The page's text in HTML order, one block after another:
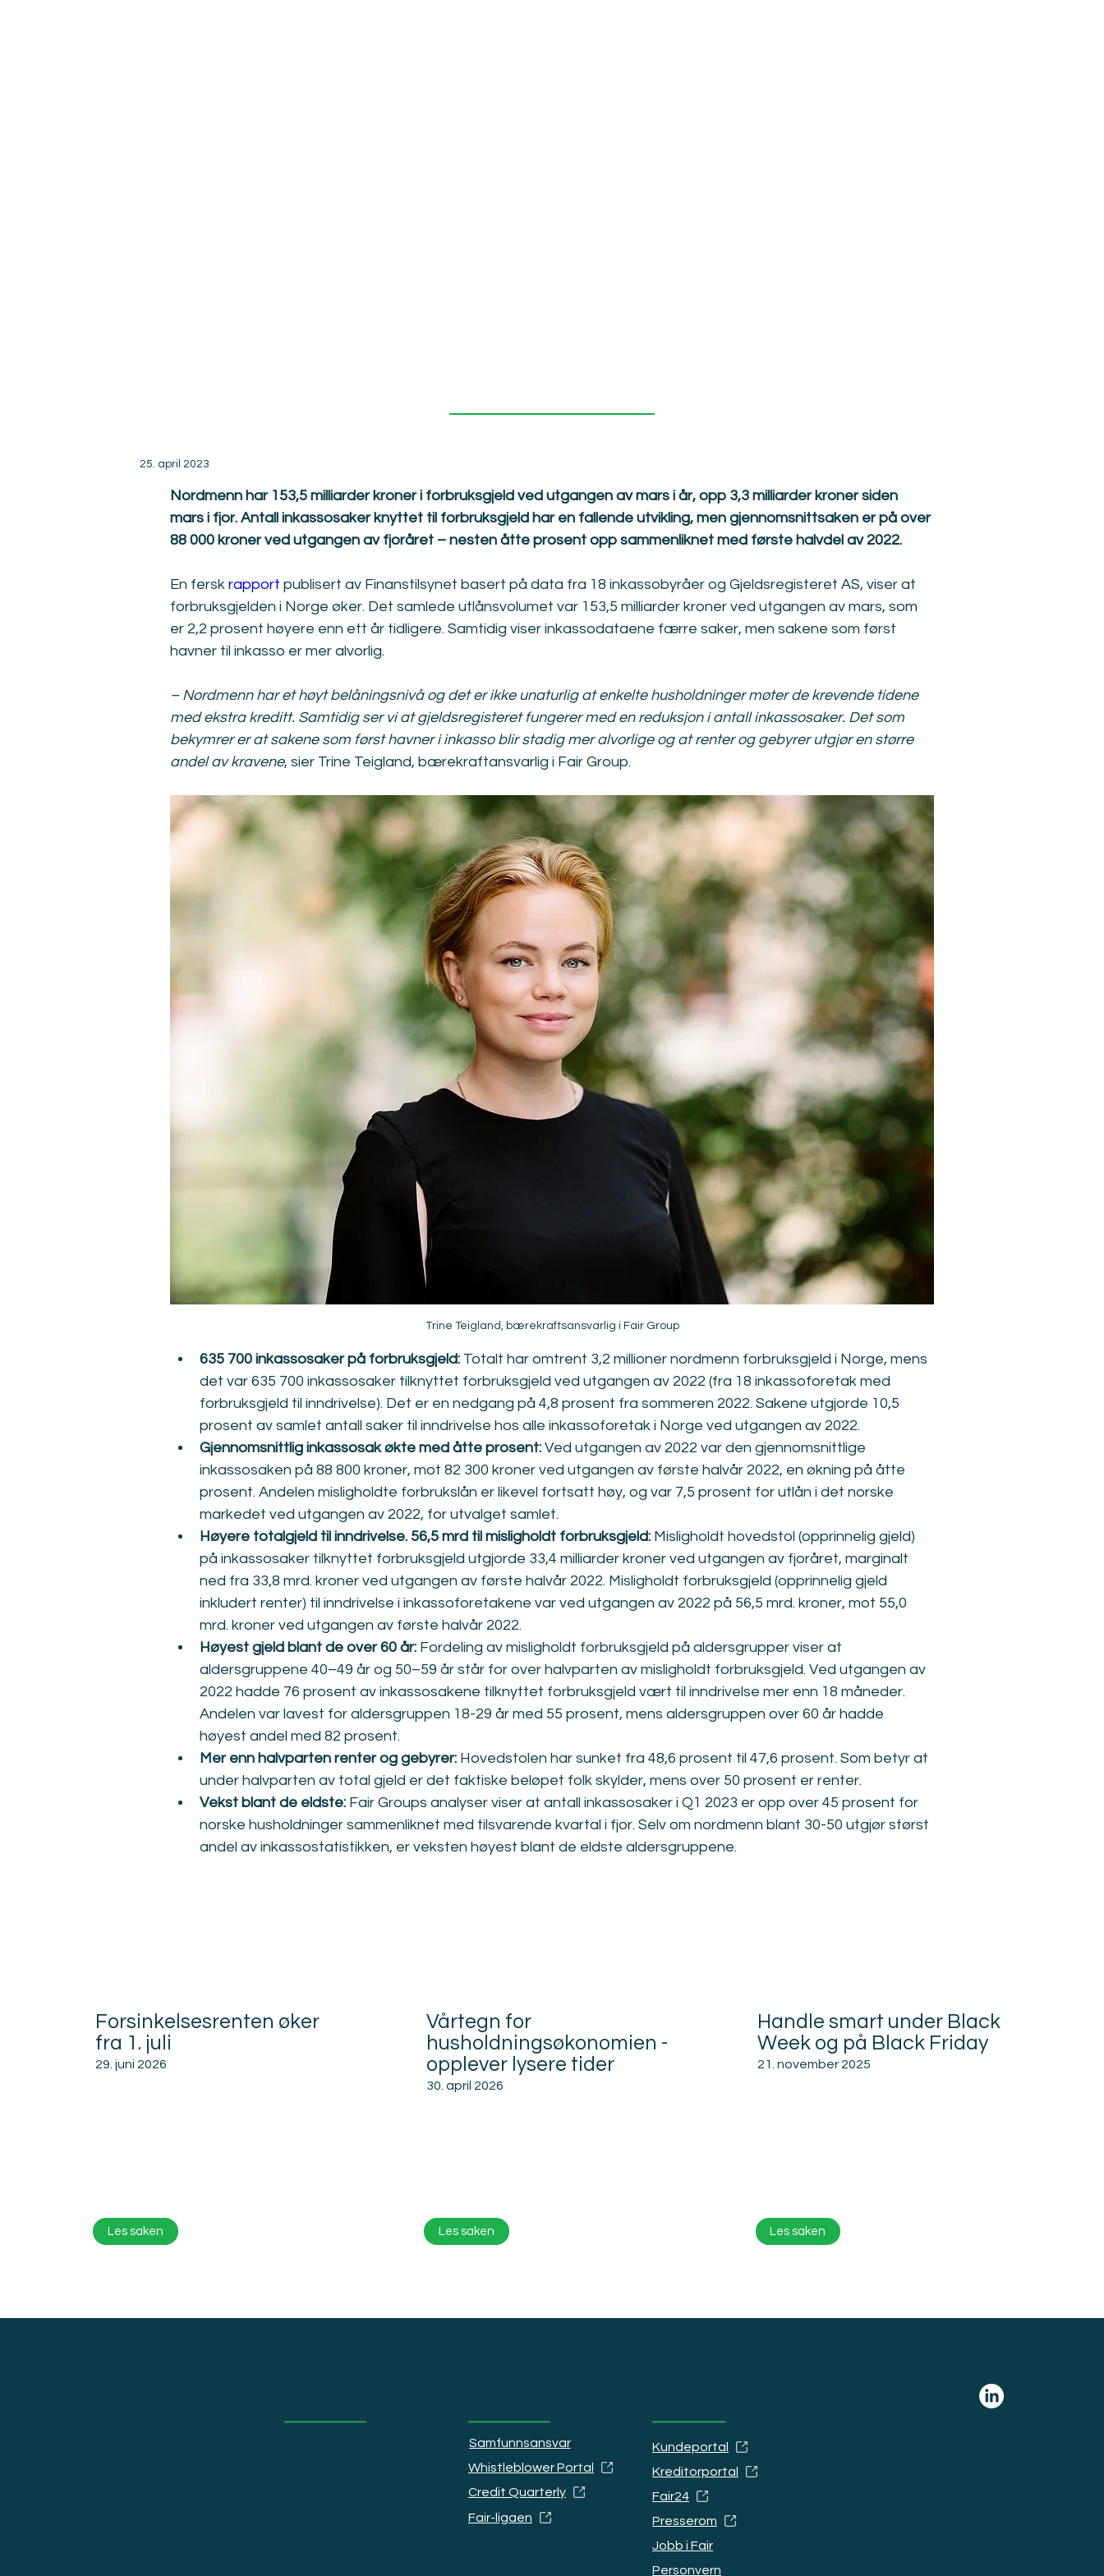
25. april 2023
Nordmenn har 153,5 milliarder kroner i forbruksgjeld ved utgangen av mars i år, opp 3,3 milliarder kroner siden
mars i fjor. Antall inkassosaker knyttet til forbruksgjeld har en fallende utvikling, men gjennomsnittsaken er på over
88 000 kroner ved utgangen av fjoråret – nesten åtte prosent opp sammenliknet med første halvdel av 2022.
En fersk rapport publisert av Finanstilsynet basert på data fra 18 inkassobyråer og Gjeldsregisteret AS, viser at
forbruksgjelden i Norge øker. Det samlede utlånsvolumet var 153,5 milliarder kroner ved utgangen av mars, som
er 2,2 prosent høyere enn ett år tidligere. Samtidig viser inkassodataene færre saker, men sakene som først
havner til inkasso er mer alvorlig.
– Nordmenn har et høyt belåningsnivå og det er ikke unaturlig at enkelte husholdninger møter de krevende tidene
med ekstra kreditt. Samtidig ser vi at gjeldsregisteret fungerer med en reduksjon i antall inkassosaker. Det som
bekymrer er at sakene som først havner i inkasso blir stadig mer alvorlige og at renter og gebyrer utgjør en større
andel av kravene, sier Trine Teigland, bærekraftansvarlig i Fair Group.
Trine Teigland, bærekraftsansvarlig i Fair Group
635 700 inkassosaker på forbruksgjeld: Totalt har omtrent 3,2 millioner nordmenn forbruksgjeld i Norge, mens
det var 635 700 inkassosaker tilknyttet forbruksgjeld ved utgangen av 2022 (fra 18 inkassoforetak med
forbruksgjeld til inndrivelse). Det er en nedgang på 4,8 prosent fra sommeren 2022. Sakene utgjorde 10,5
prosent av samlet antall saker til inndrivelse hos alle inkassoforetak i Norge ved utgangen av 2022.
Gjennomsnittlig inkassosak økte med åtte prosent: Ved utgangen av 2022 var den gjennomsnittlige
inkassosaken på 88 800 kroner, mot 82 300 kroner ved utgangen av første halvår 2022, en økning på åtte
prosent. Andelen misligholdte forbrukslån er likevel fortsatt høy, og var 7,5 prosent for utlån i det norske
markedet ved utgangen av 2022, for utvalget samlet.
Høyere totalgjeld til inndrivelse. 56,5 mrd til misligholdt forbruksgjeld: Misligholdt hovedstol (opprinnelig gjeld)
på inkassosaker tilknyttet forbruksgjeld utgjorde 33,4 milliarder kroner ved utgangen av fjoråret, marginalt
ned fra 33,8 mrd. kroner ved utgangen av første halvår 2022. Misligholdt forbruksgjeld (opprinnelig gjeld
inkludert renter) til inndrivelse i inkassoforetakene var ved utgangen av 2022 på 56,5 mrd. kroner, mot 55,0
mrd. kroner ved utgangen av første halvår 2022.
Høyest gjeld blant de over 60 år: Fordeling av misligholdt forbruksgjeld på aldersgrupper viser at
aldersgruppene 40–49 år og 50–59 år står for over halvparten av misligholdt forbruksgjeld. Ved utgangen av
2022 hadde 76 prosent av inkassosakene tilknyttet forbruksgjeld vært til inndrivelse mer enn 18 måneder.
Andelen var lavest for aldersgruppen 18-29 år med 55 prosent, mens aldersgruppen over 60 år hadde
høyest andel med 82 prosent.
Mer enn halvparten renter og gebyrer: Hovedstolen har sunket fra 48,6 prosent til 47,6 prosent. Som betyr at
under halvparten av total gjeld er det faktiske beløpet folk skylder, mens over 50 prosent er renter.
Vekst blant de eldste: Fair Groups analyser viser at antall inkassosaker i Q1 2023 er opp over 45 prosent for
norske husholdninger sammenliknet med tilsvarende kvartal i fjor. Selv om nordmenn blant 30-50 utgjør størst
andel av inkassostatistikken, er veksten høyest blant de eldste aldersgruppene.
Forsinkelsesrenten øker
fra 1. juli
29. juni 2026
Les saken
Vårtegn for
husholdningsøkonomien -
opplever lysere tider
30. april 2026
Les saken
Handle smart under Black
Week og på Black Friday
21. november 2025
Les saken
Whistleblower Portal
Samfunnsansvar
Credit Quarterly
Fair-ligaen
Kundeportal
Kreditorportal
Fair24
Presserom
Jobb i Fair
Personvern